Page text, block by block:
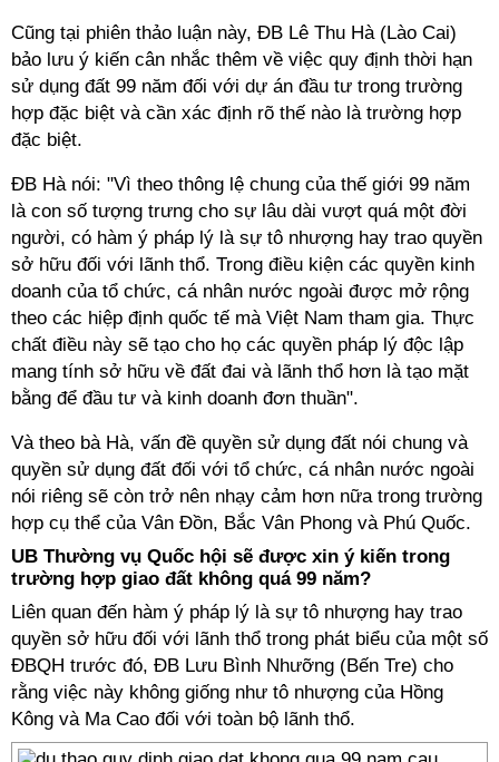
Cũng tại phiên thảo luận này, ĐB Lê Thu Hà (Lào Cai)
bảo lưu ý kiến cân nhắc thêm về việc quy định thời hạn
sử dụng đất 99 năm đối với dự án đầu tư trong trường
hợp đặc biệt và cần xác định rõ thế nào là trường hợp
đặc biệt.
ĐB Hà nói: "Vì theo thông lệ chung của thế giới 99 năm
là con số tượng trưng cho sự lâu dài vượt quá một đời
người, có hàm ý pháp lý là sự tô nhượng hay trao quyền
sở hữu đối với lãnh thổ. Trong điều kiện các quyền kinh
doanh của tổ chức, cá nhân nước ngoài được mở rộng
theo các hiệp định quốc tế mà Việt Nam tham gia. Thực
chất điều này sẽ tạo cho họ các quyền pháp lý độc lập
mang tính sở hữu về đất đai và lãnh thổ hơn là tạo mặt
bằng để đầu tư và kinh doanh đơn thuần".
Và theo bà Hà, vấn đề quyền sử dụng đất nói chung và
quyền sử dụng đất đối với tổ chức, cá nhân nước ngoài
nói riêng sẽ còn trở nên nhạy cảm hơn nữa trong trường
hợp cụ thể của Vân Đồn, Bắc Vân Phong và Phú Quốc.
UB Thường vụ Quốc hội sẽ được xin ý kiến trong
trường hợp giao đất không quá 99 năm?
Liên quan đến hàm ý pháp lý là sự tô nhượng hay trao
quyền sở hữu đối với lãnh thổ trong phát biểu của một số
ĐBQH trước đó, ĐB Lưu Bình Nhưỡng (Bến Tre) cho
rằng việc này không giống như tô nhượng của Hồng
Kông và Ma Cao đối với toàn bộ lãnh thổ.